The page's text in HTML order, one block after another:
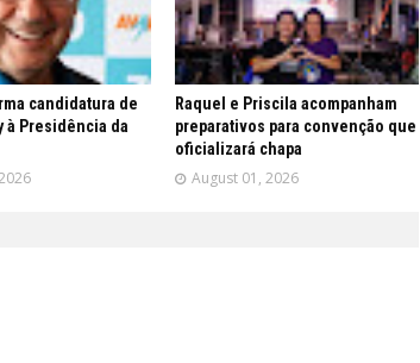
candidatura de
à Presidência da
Raquel e Priscila acompanham
preparativos para convenção que
oficializará chapa
August 01, 2026